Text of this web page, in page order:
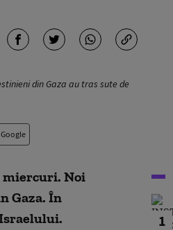
din Gaza au tras sute de
miercuri. Noi
Gaza. În
1